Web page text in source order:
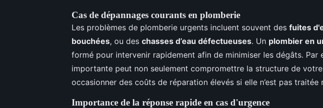
Cas de dépannages courants en plomberie
Les problèmes de plomberie urgents incluent souvent des fuites
bouchées, ou des chasses d’eau défectueuses. Un plombier en
formé pour intervenir rapidement afin de minimiser les dégâts. Par
importante peut non seulement compromettre la structure de
occasionner des coûts de réparation élevés si elle n’est pas traitée
Importance de la réponse rapide en cas d'urgence